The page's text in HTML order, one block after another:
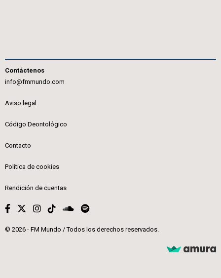
Contáctenos
info@fmmundo.com
Aviso legal
Código Deontológico
Contacto
Política de cookies
Rendición de cuentas
© 2026 - FM Mundo / Todos los derechos reservados.